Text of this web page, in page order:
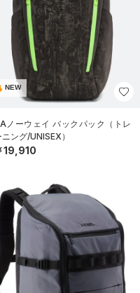
NEW
ノーウェイ バックパック（トレ
ニング/UNISEX）
19,910